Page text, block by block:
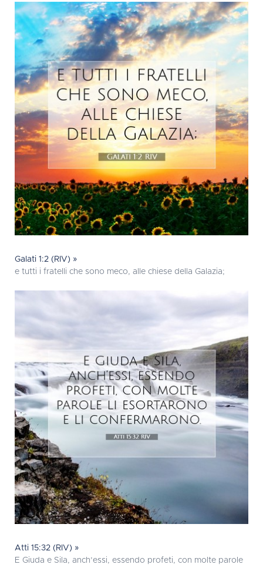
Galati 1:2 (RIV) »
e tutti i fratelli che sono meco, alle chiese della Galazia;
Atti 15:32 (RIV) »
E Giuda e Sila, anch’essi, essendo profeti, con molte parole